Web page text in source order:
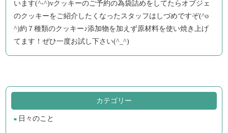
います(^-^)vクッキーのご予約の為袋詰めをしてたらオブジェ
のクッキーをご紹介したくなったスタッフはしづめですぞ(^o
^)約７種類のクッキー♪添加物を加えず原材料を使い焼き上げ
てます！ぜひ一度お試し下さい(^_^)
カテゴリー
日々のこと